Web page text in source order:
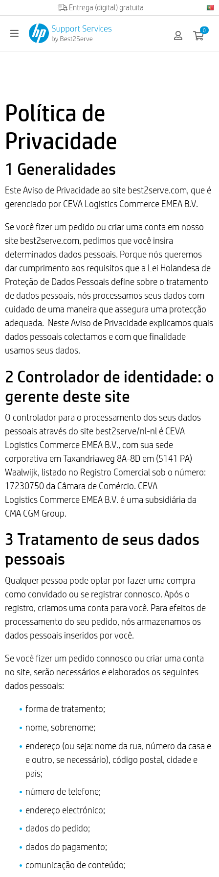
Official HP partner
0
Política de
Privacidade
1 Generalidades
Este Aviso de Privacidade ao site best2serve.com, que é
gerenciado por CEVA Logistics Commerce EMEA B.V.
Se você fizer um pedido ou criar uma conta em nosso
site best2serve.com, pedimos que você insira
determinados dados pessoais. Porque nós queremos
dar cumprimento aos requisitos que a Lei Holandesa de
Proteção de Dados Pessoais define sobre o tratamento
de dados pessoais, nós processamos seus dados com
cuidado de uma maneira que assegura uma protecção
adequada. Neste Aviso de Privacidade explicamos quais
dados pessoais colectamos e com que finalidade
usamos seus dados.
2 Controlador de identidade: o
gerente deste site
O controlador para o processamento dos seus dados
pessoais através do site best2serve/nl-nl é CEVA
Logistics Commerce EMEA B.V., com sua sede
corporativa em Taxandriaweg 8A-8D em (5141 PA)
Waalwijk, listado no Registro Comercial sob o número:
17230750 da Câmara de Comércio. CEVA
Logistics Commerce EMEA B.V. é uma subsidiária da
CMA CGM Group.
3 Tratamento de seus dados
pessoais
Qualquer pessoa pode optar por fazer uma compra
como convidado ou se registrar connosco. Após o
registro, criamos uma conta para você. Para efeitos de
processamento do seu pedido, nós armazenamos os
dados pessoais inseridos por você.
Se você fizer um pedido connosco ou criar uma conta
no site, serão necessários e elaborados os seguintes
dados pessoais:
forma de tratamento;
nome, sobrenome;
endereço (ou seja: nome da rua, número da casa e
e outro, se necessário), código postal, cidade e
país;
número de telefone;
endereço electrónico;
dados do pedido;
dados do pagamento;
comunicação de conteúdo;